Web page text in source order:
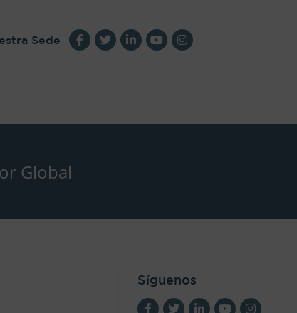
Sede
Global
Síguenos